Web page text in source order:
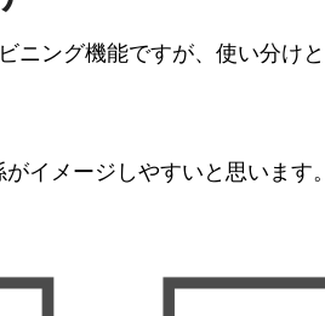
ニング機能ですが、使い分け
イメージしやすいと思います。